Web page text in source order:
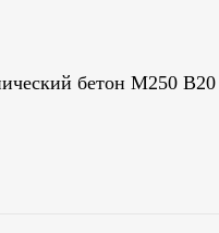
бетон М250 В20